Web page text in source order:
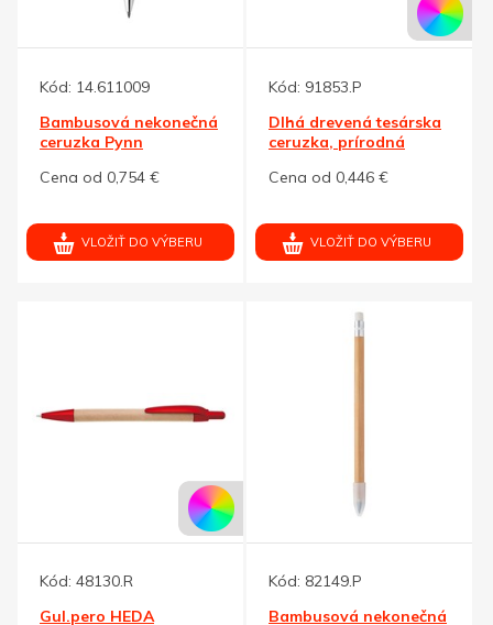
Kód: 14.611009
Bambusová nekonečná
ceruzka Pynn
Cena od 0,754 €
VLOŽIŤ DO VÝBERU
Kód: 91853.P
Dlhá drevená tesárska
ceruzka, prírodná
Cena od 0,446 €
VLOŽIŤ DO VÝBERU
Kód: 48130.R
Gul.pero HEDA
Kód: 82149.P
Bambusová nekonečná